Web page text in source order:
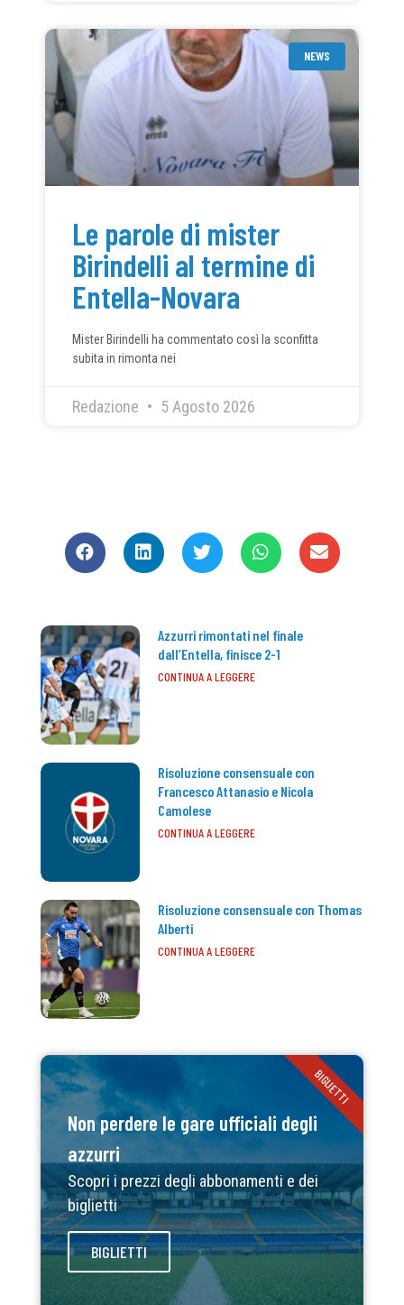
NEWS
Le parole di mister
Birindelli al termine di
Entella-Novara
Mister Birindelli ha commentato così la sconfitta
subita in rimonta nei
Redazione 5 Agosto 2026
Azzurri rimontati nel finale
dall’Entella, finisce 2-1
CONTINUA A LEGGERE
Risoluzione consensuale con
Francesco Attanasio e Nicola
Camolese
CONTINUA A LEGGERE
Risoluzione consensuale con Thomas
Alberti
CONTINUA A LEGGERE
Non perdere le gare ufficiali degli
azzurri
Scopri i prezzi degli abbonamenti e dei
biglietti
BIGLIETTI
BIGLIETTI